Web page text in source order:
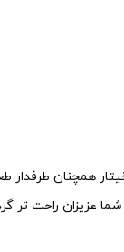
همچنان
عزیزان راحت تر